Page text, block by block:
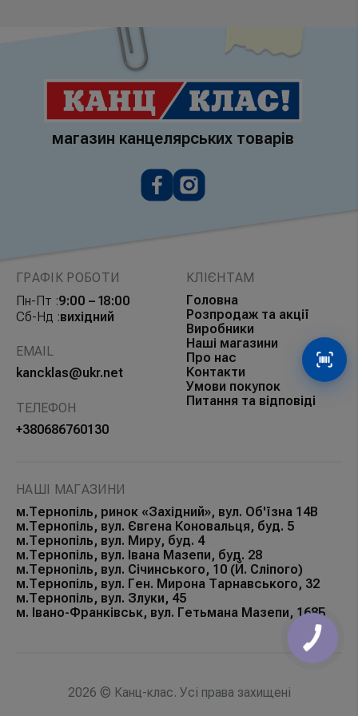
магазин канцелярських товарів
ГРАФІК РОБОТИ
Пн-Пт :9:00 – 18:00
Сб-Нд :вихідний
EMAIL
kancklas@ukr.net
ТЕЛЕФОН
+380686760130
КЛІЄНТАМ
Головна
Розпродаж та акції
Виробники
Наші магазини
Про нас
Контакти
Умови покупок
Питання та відповіді
НАШІ МАГАЗИНИ
м.Тернопіль, ринок «Західний», вул. Об'їзна 14В
м.Тернопіль, вул. Євгена Коновальця, буд. 5
м.Тернопіль, вул. Миру, буд. 4
м.Тернопіль, вул. Івана Мазепи, буд. 28
м.Тернопіль, вул. Січинського, 10 (Й. Сліпого)
м.Тернопіль, вул. Ген. Мирона Тарнавського, 32
м.Тернопіль, вул. Злуки, 45
м. Івано-Франківськ, вул. Гетьмана Мазепи, 168Б
2026 © Канц-клас. Усі права захищені
КНОПКА
ЗВ'ЯЗКУ